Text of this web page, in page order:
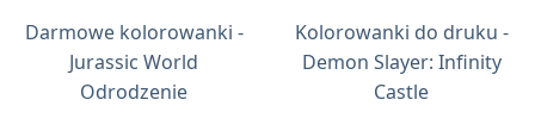
Darmowe kolorowanki -
Jurassic World
Odrodzenie
Kolorowanki do druku -
Demon Slayer: Infinity
Castle